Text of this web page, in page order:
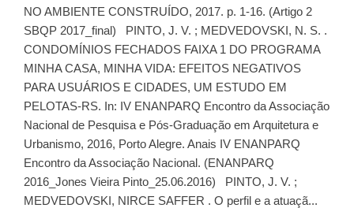
NO AMBIENTE CONSTRUÍDO, 2017. p. 1-16. (Artigo 2
SBQP 2017_final) PINTO, J. V. ; MEDVEDOVSKI, N. S. .
CONDOMÍNIOS FECHADOS FAIXA 1 DO PROGRAMA
MINHA CASA, MINHA VIDA: EFEITOS NEGATIVOS
PARA USUÁRIOS E CIDADES, UM ESTUDO EM
PELOTAS-RS. In: IV ENANPARQ Encontro da Associação
Nacional de Pesquisa e Pós-Graduação em Arquitetura e
Urbanismo, 2016, Porto Alegre. Anais IV ENANPARQ
Encontro da Associação Nacional. (ENANPARQ
2016_Jones Vieira Pinto_25.06.2016) PINTO, J. V. ;
MEDVEDOVSKI, NIRCE SAFFER . O perfil e a atuaçã...